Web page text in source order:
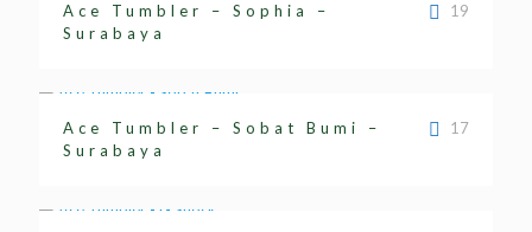
Ace Tumbler – Sophia –
Surabaya
19
Ace Tumbler – Sobat Bumi –
Surabaya
17